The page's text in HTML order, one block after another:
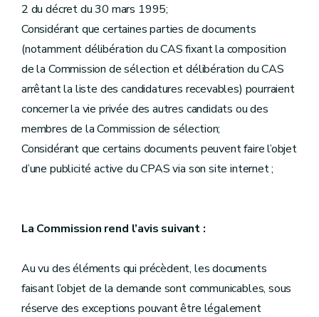
2 du décret du 30 mars 1995;
Considérant que certaines parties de documents
(notamment délibération du CAS fixant la composition
de la Commission de sélection et délibération du CAS
arrêtant la liste des candidatures recevables) pourraient
concerner la vie privée des autres candidats ou des
membres de la Commission de sélection;
Considérant que certains documents peuvent faire l’objet
d’une publicité active du CPAS via son site internet ;
La Commission rend l’avis suivant :
Au vu des éléments qui précèdent, les documents
faisant l’objet de la demande sont communicables, sous
réserve des exceptions pouvant être légalement